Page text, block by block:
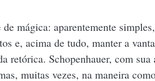
mágica: aparentemente
e, acima de tudo, manter a
retórica. Schopenhauer, com sua
muitas vezes, na maneira